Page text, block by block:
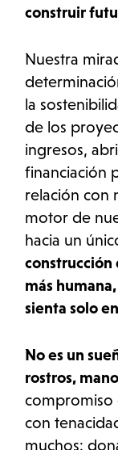
construir
Nuestra
la
de los
ingresos,
financiación
relación con
motor de
hacia un
construcción
más
sienta solo
No es un
rostros,
compromiso
con
muchos: